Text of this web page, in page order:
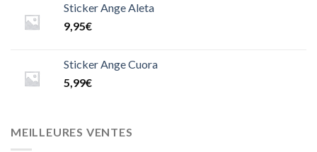
Sticker Ange Aleta
9,95€
Sticker Ange Cuora
5,99€
MEILLEURES VENTES